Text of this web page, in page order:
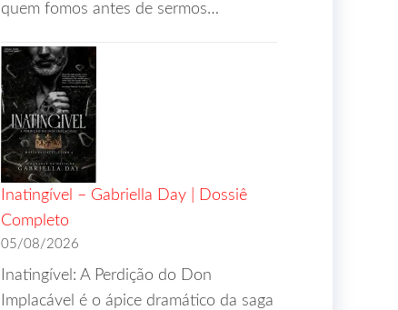
quem fomos antes de sermos…
Inatingível – Gabriella Day | Dossiê
Completo
05/08/2026
Inatingível: A Perdição do Don
Implacável é o ápice dramático da saga